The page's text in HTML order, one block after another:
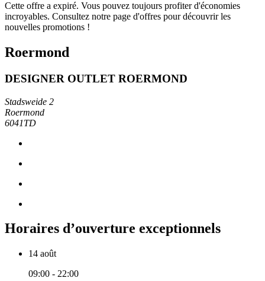
Cette offre a expiré. Vous pouvez toujours profiter d'économies
incroyables. Consultez notre page d'offres pour découvrir les
nouvelles promotions !
Roermond
DESIGNER OUTLET ROERMOND
Stadsweide 2
Roermond
6041TD
Horaires d’ouverture exceptionnels
14 août
09:00 - 22:00